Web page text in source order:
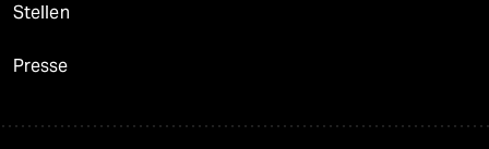
Stellen
Presse